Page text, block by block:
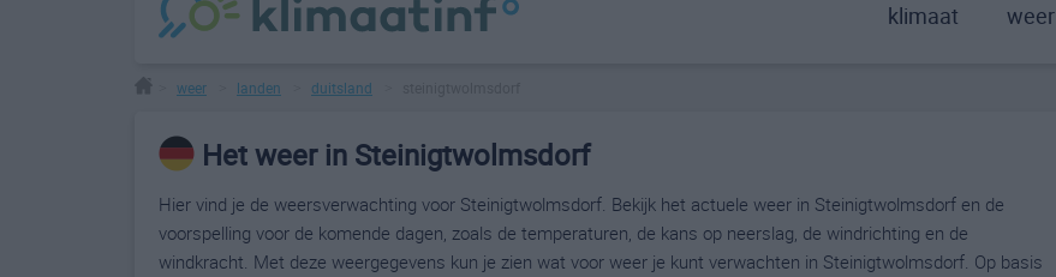
klimaat weer
weer landen duitsland
Het weer in Steinigtwolmsdorf
Hier vind je de weersverwachting voor Steinigtwolmsdorf. Bekijk het actuele weer in Steinigtwolmsdorf en de
voorspelling voor de komende dagen, zoals de temperaturen, de kans op neerslag, de windrichting en de
windkracht. Met deze weergegevens kun je zien wat voor weer je kunt verwachten in Steinigtwolmsdorf. Op basis